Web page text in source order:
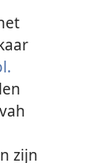
zijn